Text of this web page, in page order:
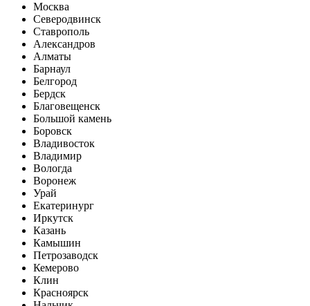
Москва
Cеверодвинск
Cтаврополь
Александров
Алматы
Барнаул
Белгород
Бердск
Благовещенск
Большой камень
Боровск
Владивосток
Владимир
Вологда
Воронеж
Урай
Екатеринург
Иркутск
Казань
Камышин
Петрозаводск
Кемерово
Клин
Красноярск